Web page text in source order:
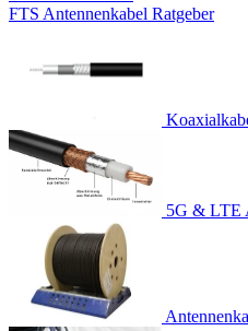
FTS Antennenkabel Ratgeber
5G & LTE